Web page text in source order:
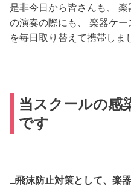
是非今日から皆さんも、
の演奏の際にも、 楽器ケ
を毎日取り替えて携帯しま
当スクールの感
です
□飛沫防止対策として、楽